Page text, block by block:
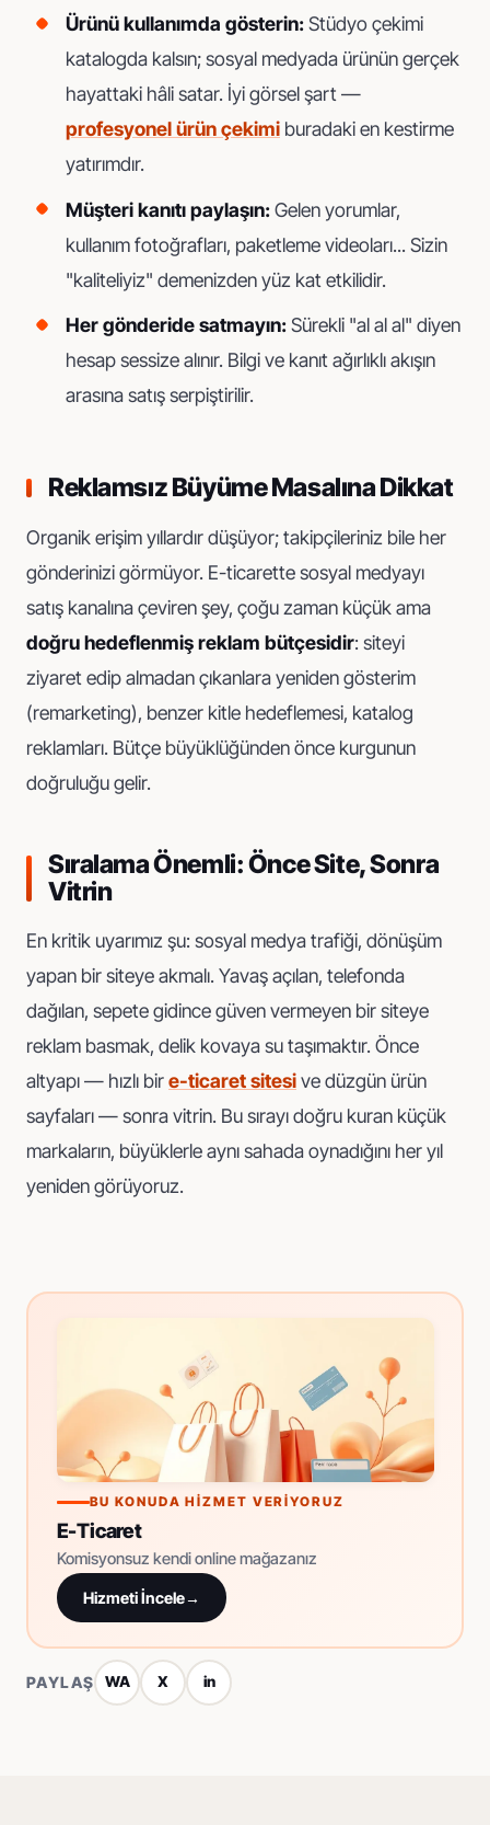
Ürünü kullanımda gösterin:Stüdyo çekimi
katalogda kalsın; sosyal medyada ürünün gerçek
hayattaki hâli satar. İyi görsel şart —
profesyonel ürün çekimi buradaki en kestirme
yatırımdır.
Müşteri kanıtı paylaşın:Gelen yorumlar,
kullanım fotoğrafları, paketleme videoları... Sizin
"kaliteliyiz" demenizden yüz kat etkilidir.
Her gönderide satmayın:Sürekli "al al al" diyen
hesap sessize alınır. Bilgi ve kanıt ağırlıklı akışın
arasına satış serpiştirilir.
Reklamsız Büyüme Masalına Dikkat
Organik erişim yıllardır düşüyor; takipçileriniz bile her
gönderinizi görmüyor. E-ticarette sosyal medyayı
satış kanalına çeviren şey, çoğu zaman küçük ama
doğru hedeflenmiş reklam bütçesidir: siteyi
ziyaret edip almadan çıkanlara yeniden gösterim
(remarketing), benzer kitle hedeflemesi, katalog
reklamları. Bütçe büyüklüğünden önce kurgunun
doğruluğu gelir.
Sıralama Önemli: Önce Site, Sonra
Vitrin
En kritik uyarımız şu: sosyal medya trafiği, dönüşüm
yapan bir siteye akmalı. Yavaş açılan, telefonda
dağılan, sepete gidince güven vermeyen bir siteye
reklam basmak, delik kovaya su taşımaktır. Önce
altyapı — hızlı bire-ticaret sitesive düzgün ürün
sayfaları — sonra vitrin. Bu sırayı doğru kuran küçük
markaların, büyüklerle aynı sahada oynadığını her yıl
yeniden görüyoruz.
BU KONUDA HIZMET VERIYORUZ
E-Ticaret
Komisyonsuz kendi online mağazanız
Hizmeti İncele→
PAYLAŞ WA X in